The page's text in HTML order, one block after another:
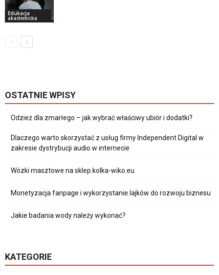
Edukacja
akademicka
OSTATNIE WPISY
Odzież dla zmarłego – jak wybrać właściwy ubiór i dodatki?
Dlaczego warto skorzystać z usług firmy Independent Digital w
zakresie dystrybucji audio w internecie
Wózki masztowe na sklep.kolka-wiko.eu
Monetyzacja fanpage i wykorzystanie lajków do rozwoju biznesu
Jakie badania wody należy wykonać?
KATEGORIE